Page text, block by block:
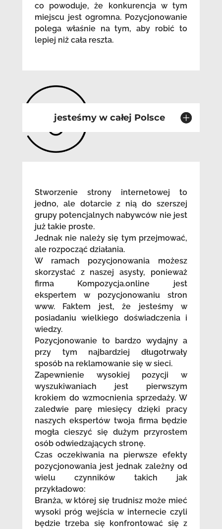
co powoduje, że konkurencja w tym
miejscu jest ogromna. Pozycjonowanie
polega właśnie na tym, aby robić to
lepiej niż cała reszta.
jesteśmy w całej Polsce
Stworzenie strony internetowej to
jedno, ale dotarcie z nią do szerszej
grupy potencjalnych nabywców nie jest
już takie proste.
Jednak nie należy się tym przejmować,
ale rozpocząć działania.
W ramach pozycjonowania możesz
skorzystać z naszej asysty, ponieważ
firma Kompozycja.online jest
ekspertem w pozycjonowaniu stron
www. Faktem jest, że jesteśmy w
posiadaniu wielkiego doświadczenia i
wiedzy.
Pozycjonowanie to bardzo wydajny a
przy tym najbardziej długotrwały
sposób na reklamowanie się w sieci.
Zapewnienie wysokiej pozycji w
wyszukiwaniach jest pierwszym
krokiem do wzmocnienia sprzedaży. W
zaledwie parę miesięcy dzięki pracy
naszych ekspertów twoja firma będzie
mogła cieszyć się dużym przyrostem
osób odwiedzających stronę.
Czas oczekiwania na pierwsze efekty
pozycjonowania jest jednak zależny od
wielu czynników takich jak
przykładowo:
Branża, w której się trudnisz może mieć
wysoki próg wejścia w internecie czyli
będzie trzeba się konfrontować się z